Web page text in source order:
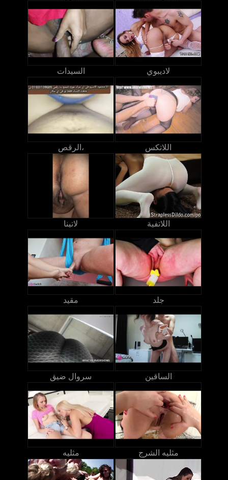
السيدات لاديبوي
الرقص، اللاتكس
لاتينا اللاتفية
مقيد جلد
سروال ضيق الساقين
مثليه مثليه الشرج